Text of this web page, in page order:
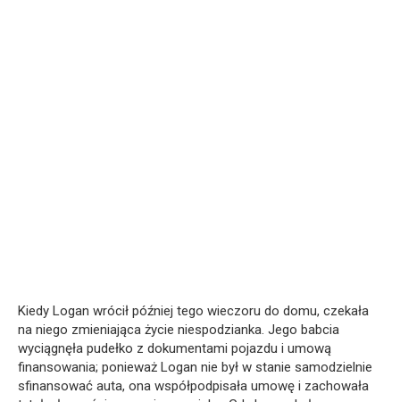
Kiedy Logan wrócił później tego wieczoru do domu, czekała
na niego zmieniająca życie niespodzianka. Jego babcia
wyciągnęła pudełko z dokumentami pojazdu i umową
finansowania; ponieważ Logan nie był w stanie samodzielnie
sfinansować auta, ona współpodpisała umowę i zachowała